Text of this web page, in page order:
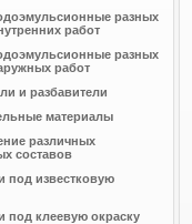
разных
работ
разных
работ
и разбавители
материалы
различных
составов
под известковую
под клеевую окраску